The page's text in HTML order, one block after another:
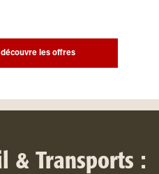
découvre les offres
& Transports :